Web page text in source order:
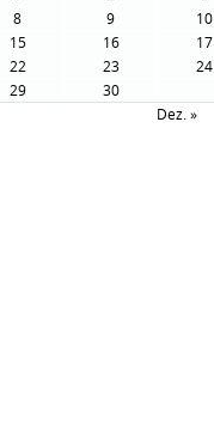
Dez. »
8 9 10
15 16 17
22 23 24
29 30